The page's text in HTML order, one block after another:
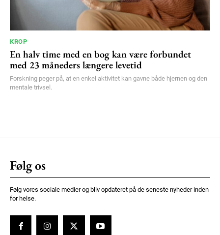
KROP
En halv time med en bog kan være forbundet
med 23 måneders længere levetid
Forskning peger på, at en enkel aktivitet kan gavne både hjernen og den
mentale trivsel.
Følg os
Følg vores sociale medier og bliv opdateret på de seneste nyheder inden
for helse.